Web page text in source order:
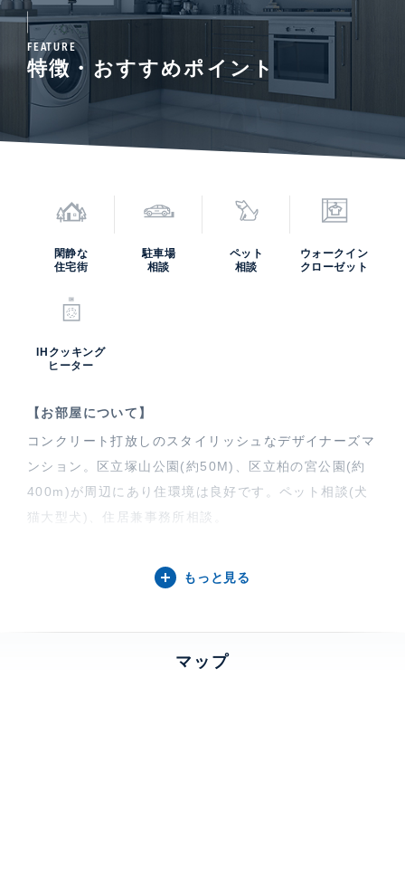
FEATURE
特徴・おすすめポイント
閑静な
住宅街
駐車場
相談
ペット
相談
ウォークイン
クローゼット
IHクッキング
ヒーター
【お部屋について】
コンクリート打放しのスタイリッシュなデザイナーズマ
ンション。区立塚山公園(約50M)、区立柏の宮公園(約
400m)が周辺にあり住環境は良好です。ペット相談(犬
猫大型犬)、住居兼事務所相談。
【S-CORRIDORについて】
バイク置場も用意します。
もっと見る
マップ